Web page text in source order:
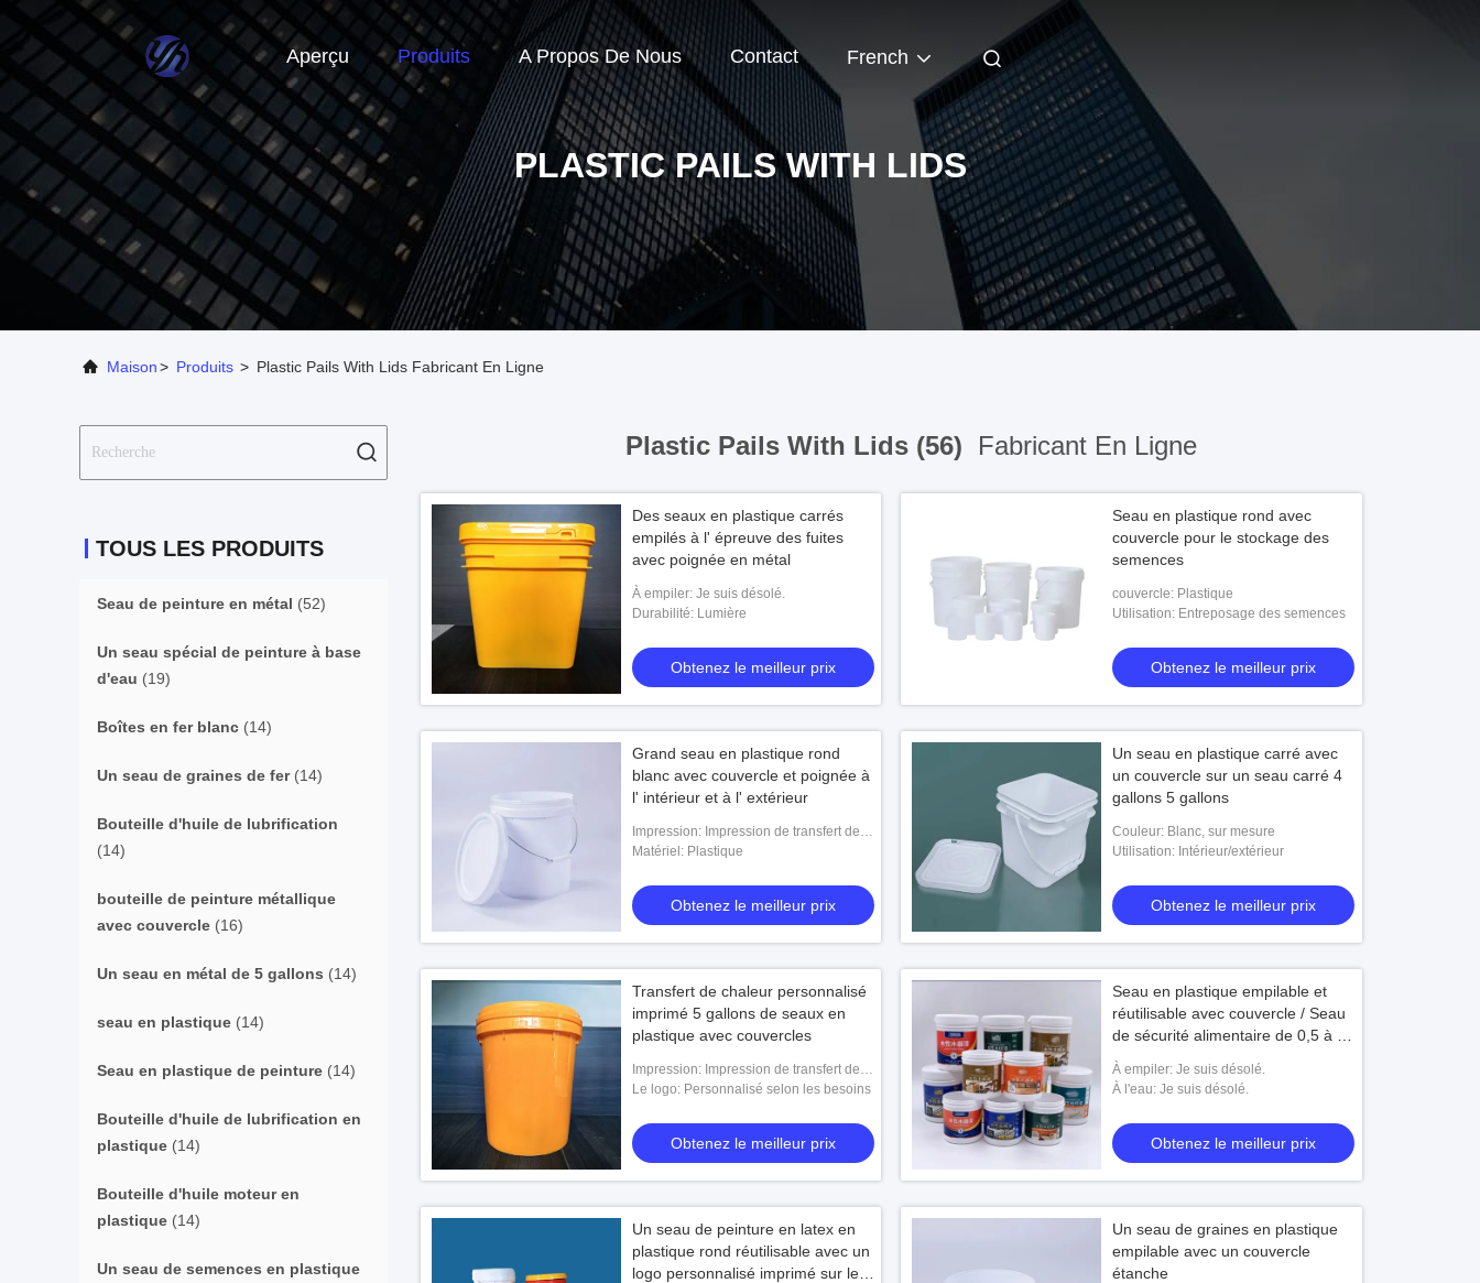
Aperçu Produits A Propos De Nous Contact French
PLASTIC PAILS WITH LIDS
Maison> Produits > Plastic Pails With Lids Fabricant En Ligne
TOUS LES PRODUITS
Seau de peinture en métal (52)
Un seau spécial de peinture à base
d'eau (19)
Boîtes en fer blanc (14)
Un seau de graines de fer(14)
Bouteille d'huile de lubrification
(14)
bouteille de peinture métallique
avec couvercle (16)
Un seau en métal de 5 gallons (14)
seau en plastique (14)
Seau en plastique de peinture (14)
Bouteille d'huile de lubrification en
plastique (14)
Bouteille d'huile moteur en
plastique (14)
Un seau de semences en plastique
Plastic Pails With Lids (56) Fabricant En Ligne
Des seaux en plastique carrés
empilés à l' épreuve des fuites
avec poignée en métal
À empiler: Je suis désolé.
Durabilité: Lumière
Obtenez le meilleur prix
Seau en plastique rond avec
couvercle pour le stockage des
semences
couvercle: Plastique
Utilisation: Entreposage des semences
Obtenez le meilleur prix
Grand seau en plastique rond
blanc avec couvercle et poignée à
l' intérieur et à l' extérieur
Impression: Impression de transfert de
l'écran en soie Printing.heat
Matériel: Plastique
Obtenez le meilleur prix
Un seau en plastique carré avec
un couvercle sur un seau carré 4
gallons 5 gallons
Couleur: Blanc, sur mesure
Utilisation: Intérieur/extérieur
Obtenez le meilleur prix
Transfert de chaleur personnalisé
imprimé 5 gallons de seaux en
plastique avec couvercles
Impression: Impression de transfert de
l'écran en soie Printing.heat
Le logo: Personnalisé selon les besoins
Obtenez le meilleur prix
Seau en plastique empilable et
réutilisable avec couvercle / Seau
de sécurité alimentaire de 0,5 à 30
litres
À empiler: Je suis désolé.
À l'eau: Je suis désolé.
Obtenez le meilleur prix
Un seau de peinture en latex en
plastique rond réutilisable avec un
logo personnalisé imprimé sur le
Un seau de graines en plastique
empilable avec un couvercle
étanche